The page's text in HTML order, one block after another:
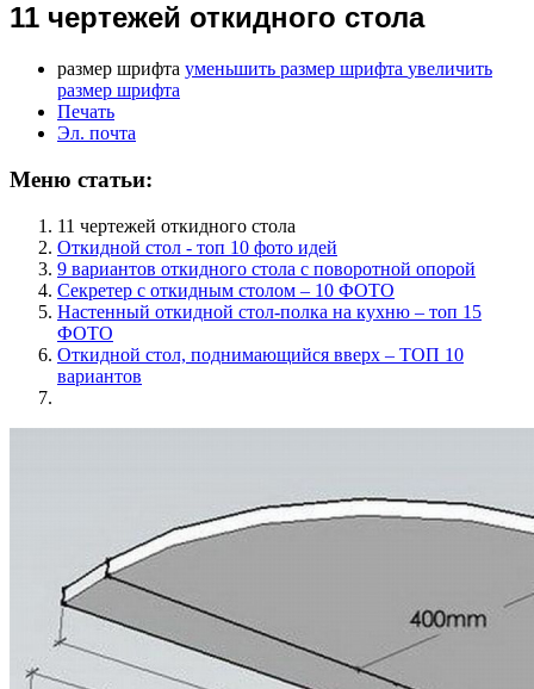
11 чертежей откидного стола
размер шрифта уменьшить размер шрифта увеличить
размер шрифта
Печать
Эл. почта
Меню статьи:
11 чертежей откидного стола
Откидной стол - топ 10 фото идей
9 вариантов откидного стола с поворотной опорой
Секретер с откидным столом – 10 ФОТО
Настенный откидной стол-полка на кухню – топ 15
ФОТО
Откидной стол, поднимающийся вверх – ТОП 10
вариантов